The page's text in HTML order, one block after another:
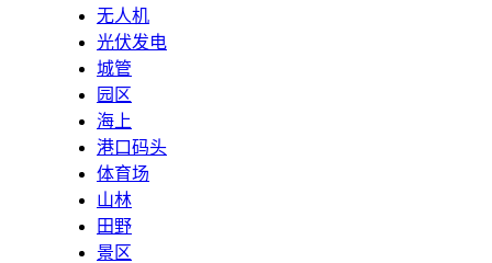
无人机
光伏发电
城管
园区
海上
港口码头
体育场
山林
田野
景区